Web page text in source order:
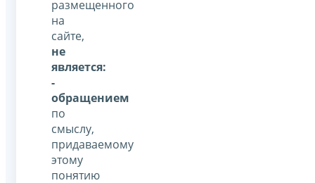
размещенного
на
сайте,
не
является:
-
обращением
по
смыслу,
придаваемому
этому
понятию